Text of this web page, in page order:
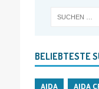
BELIEBTESTE
AIDA AIDA